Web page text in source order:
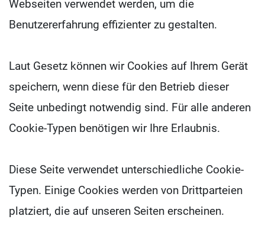
Webseiten verwendet werden, um die
Benutzererfahrung effizienter zu gestalten.
Laut Gesetz können wir Cookies auf Ihrem Gerät
speichern, wenn diese für den Betrieb dieser
Seite unbedingt notwendig sind. Für alle anderen
Cookie-Typen benötigen wir Ihre Erlaubnis.
Diese Seite verwendet unterschiedliche Cookie-
Typen. Einige Cookies werden von Drittparteien
platziert, die auf unseren Seiten erscheinen.